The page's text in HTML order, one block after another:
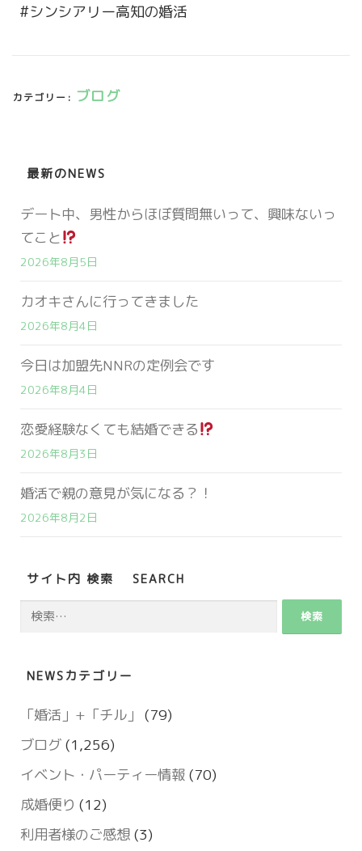
#シンシアリー高知の婚活
カテゴリー: ブログ
最新のNEWS
デート中、男性からほぼ質問無いって、興味ないっ
てこと
2026年8月5日
カオキさんに行ってきました
2026年8月4日
今日は加盟先NNRの定例会です
2026年8月4日
恋愛経験なくても結婚できる
2026年8月3日
婚活で親の意見が気になる？！
2026年8月2日
サイト内 検索 SEARCH
検
NEWSカテゴリー
「婚活」+「チル」 (79)
ブログ (1,256)
イベント・パーティー情報 (70)
成婚便り (12)
利用者様のご感想 (3)